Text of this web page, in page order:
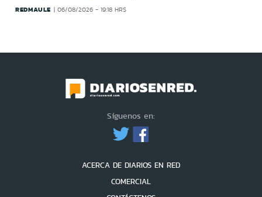
REDMAULE 06/08/2026 - 19:18 HRS
Síguenos en:
ACERCA DE DIARIOS EN RED
COMERCIAL